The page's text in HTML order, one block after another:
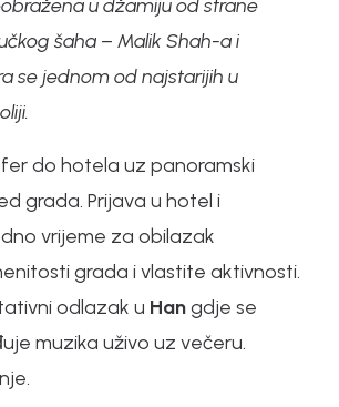
u džamiju od strane
šaha – Malik Shah-a i
se jednom od najstarijih u
do hotela uz panoramski
grada. Prijava u hotel i
vrijeme za obilazak
grada i vlastite aktivnosti.
odlazak u Hangdje se
muzika uživo uz večeru.